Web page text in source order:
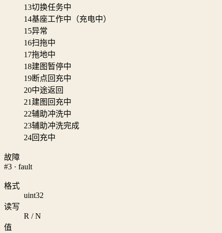
13切换任务中
14基座工作中（充电中）
15异常
16扫拖中
17拖地中
18建图暂停中
19断点回充中
20中途返回
21 建图回充中
22辅助冲洗中
23辅助冲洗完成
24回充中
故障
#3 · fault
格式
uint32
读写
R / N
值